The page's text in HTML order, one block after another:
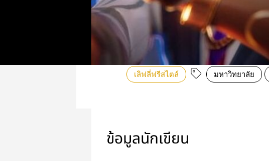
เลิฟลี่ฟรีสไตล์ มหาวิทยาลัย
ข้อมูลนักเขียน